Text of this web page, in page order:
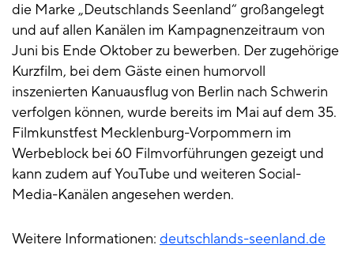
die Marke „Deutschlands Seenland“ großangelegt
und auf allen Kanälen im Kampagnenzeitraum von
Juni bis Ende Oktober zu bewerben. Der zugehörige
Kurzfilm, bei dem Gäste einen humorvoll
inszenierten Kanuausflug von Berlin nach Schwerin
verfolgen können, wurde bereits im Mai auf dem 35.
Filmkunstfest Mecklenburg-Vorpommern im
Werbeblock bei 60 Filmvorführungen gezeigt und
kann zudem auf YouTube und weiteren Social-
Media-Kanälen angesehen werden.
Weitere Informationen: deutschlands-seenland.de